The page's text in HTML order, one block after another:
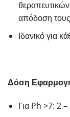
απόδοση
Ιδανικό για
Δόση
Για Ph >7: 2